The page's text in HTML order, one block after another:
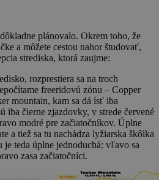
plánovalo. Okrem toho, že
a môžete cestou nahor študovať,
strediska, ktorá zaujme:
rozprestiera sa na troch
freeridovú zónu – Copper
mountain, kam sa dá ísť iba
iba čierne zjazdovky, v strede červené
modré pre začiatočníkov. Úplne
a tiež sa tu nachádza lyžiarska škôlka
je teda úplne jednoduchá: vľavo sa
zasa začiatočníci.